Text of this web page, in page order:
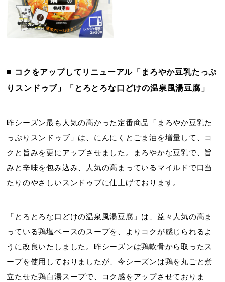
■ コクをアップしてリニューアル「まろやか豆乳たっぷ
りスンドゥブ」「とろとろな口どけの温泉風湯豆腐」
昨シーズン最も人気の高かった定番商品「まろやか豆乳た
っぷりスンドゥブ」は、にんにくとごま油を増量して、コ
クと旨みを更にアップさせました。まろやかな豆乳で、旨
みと辛味を包み込み、人気の高まっているマイルドで口当
たりのやさしいスンドゥブに仕上げております。
「とろとろな口どけの温泉風湯豆腐」は、益々人気の高ま
っている鶏塩ベースのスープを、よりコクが感じられるよ
うに改良いたしました。昨シーズンは鶏軟骨から取ったス
ープを使用しておりましたが、今シーズンは鶏を丸ごと煮
立たせた鶏白湯スープで、コク感をアップさせておりま